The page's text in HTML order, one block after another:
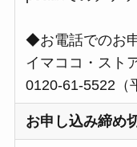
◆お電話でのお
イマココ・スト
0120-61-5522（
お申し込み締め